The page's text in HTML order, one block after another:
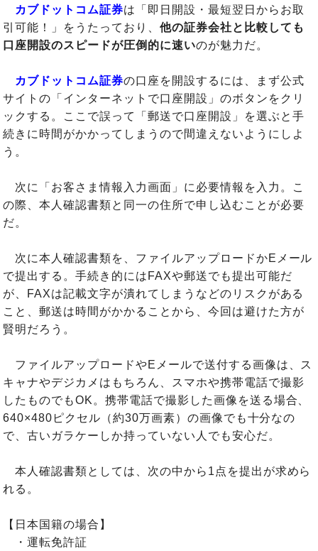
カブドットコム証券は「即日開設・最短翌日からお取
引可能！」をうたっており、 他の証券会社と比較しても
口座開設のスピードが圧倒的に速いのが魅力だ。
カブドットコム証券の口座を開設するには、まず公式
サイトの「インターネットで口座開設」のボタンをクリ
ックする。ここで誤って「郵送で口座開設」を選ぶと手
続きに時間がかかってしまうので間違えないようにしよ
う。
次に「お客さま情報入力画面」に必要情報を入力。こ
の際、本人確認書類と同一の住所で申し込むことが必要
だ。
次に本人確認書類を、ファイルアップロードかEメール
で提出する。手続き的にはFAXや郵送でも提出可能だ
が、FAXは記載文字が潰れてしまうなどのリスクがある
こと、郵送は時間がかかることから、今回は避けた方が
賢明だろう。
ファイルアップロードやEメールで送付する画像は、ス
キャナやデジカメはもちろん、スマホや携帯電話で撮影
したものでもOK。携帯電話で撮影した画像を送る場合、
640×480ピクセル（約30万画素）の画像でも十分なの
で、古いガラケーしか持っていない人でも安心だ。
本人確認書類としては、次の中から1点を提出が求めら
れる。
【日本国籍の場合】
・運転免許証